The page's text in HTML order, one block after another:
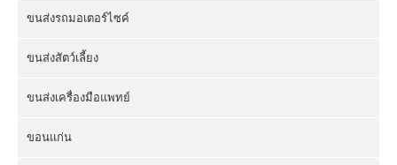
ขนส่งรถมอเตอร์ไซค์
ขนส่งสัตว์เลี้ยง
ขนส่งเครื่องมือแพทย์
ขอนแก่น